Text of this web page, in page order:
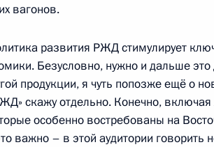
в часть вторую Налогового
года, 13:10
съезд
года, 16:05
вагонов.
развития РЖД стимулирует
Безусловно, нужно и дальше
продукции, я чуть попозже ещё о
скажу отдельно. Конечно,
особенно востребованы на
важно – в этой аудитории говорить